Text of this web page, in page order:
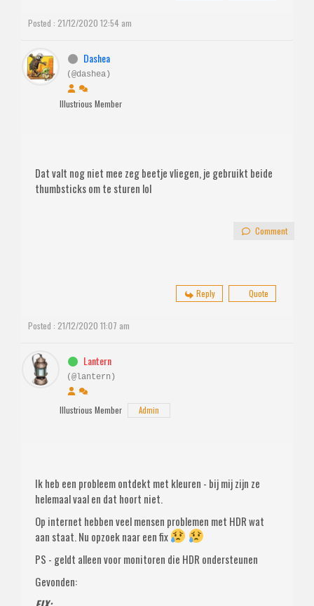
Posted : 21/12/2020 12:54 am
Dashea
(@dashea)
Illustrious Member
Dat valt nog niet mee zeg beetje vliegen, je gebruikt beide
thumbsticks om te sturen lol
Comment
Reply Quote
Posted : 21/12/2020 11:07 am
Lantern
(@lantern)
Illustrious Member Admin
Ik heb een probleem ontdekt met kleuren - bij mij zijn ze
helemaal vaal en dat hoort niet.
Op internet hebben veel mensen problemen met HDR wat
aan staat. Nu opzoek naar een fix
PS - geldt alleen voor monitoren die HDR ondersteunen
Gevonden: